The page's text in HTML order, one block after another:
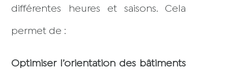
différentes heures et saisons. Cela
permet de :
Optimiser l’orientation des bâtiments